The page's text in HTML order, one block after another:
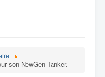
son NewGen Tanker.